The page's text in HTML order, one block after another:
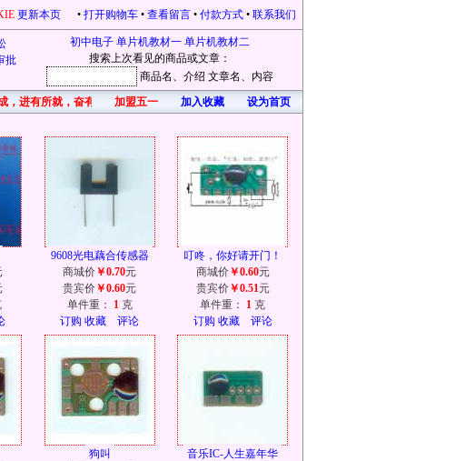
更新本页 • 打开购物车 • 查看留言 • 付款方式 • 联系我们
批
初中电子 单片机教材一 单片机教材二
搜索上次看见的商品或文章：
商品名 、介绍 文章名 、内容
进有所就，奋有所获，开心每一天！凡在本站购物的，均有礼品赠送。本站为感恩新老客
加盟五一 加入收藏 设为首页
9608光电藕合传感器
商城价 ￥0.70元
贵宾价 ￥0.60元
单件重：
1 克
订购 收藏 评论
叮咚，你好请开门！
商城价￥0.60元
贵宾价￥0.51元
单件重：
1 克
订购 收藏 评论
狗叫
音乐IC-人生嘉年华